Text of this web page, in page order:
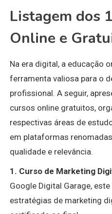
Listagem dos
Online e
Na era digital, a educação
ferramenta valiosa para o
profissional. A seguir,
cursos online gratuitos,
respectivas áreas de
em plataformas
qualidade e relevância.
1. Curso de Marketing
Google Digital Garage,
estratégias de marketing